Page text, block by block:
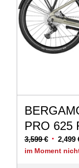
PRO 625
3,599€
Preis
2,499
im Moment